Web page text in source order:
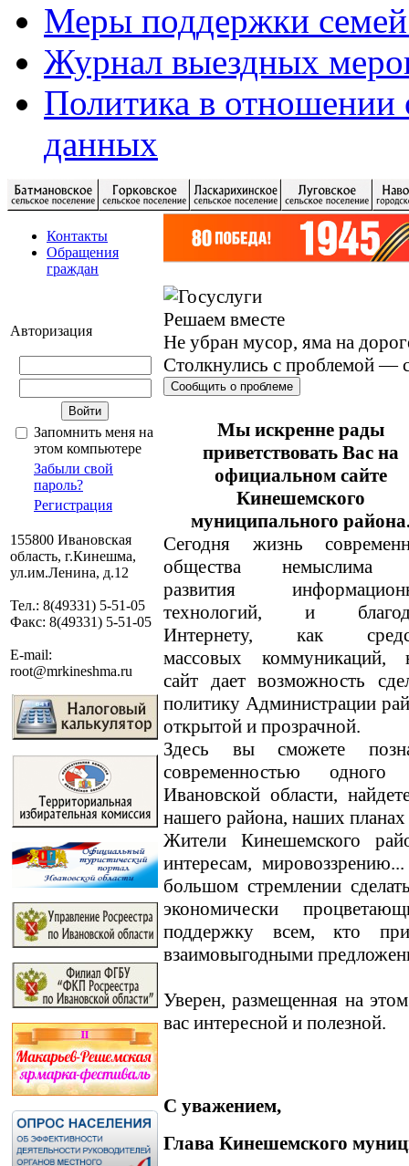
Меры поддержки
Журнал выездных
Политика в отношении
данных
Контакты
Обращения
граждан
Авторизация
Запомнить меня на
этом компьютере
Забыли свой
пароль?
Регистрация
155800 Ивановская
область, г.Кинешма,
ул.им.Ленина, д.12
Тел.: 8(49331) 5-51-05
Факс: 8(49331) 5-51-05
E-mail:
root@mrkineshma.ru
Решаем вместе
Не убран мусор, яма на
Столкнулись с проблемой —
Сообщить о проблеме
Мы искренне рады
приветствовать Вас на
официальном сайте
Кинешемского
муниципального
Сегодня жизнь
общества немыслима
развития
технологий, и
Интернету, как
массовых коммуникаций,
сайт дает возможность
политику Администрации
открытой и прозрачной.
Здесь вы сможете
современностью
Ивановской области,
нашего района, наших
Жители Кинешемского
интересам,
большом стремлении
экономически
поддержку всем, кто
взаимовыгодными
Уверен, размещенная на
вас интересной и полезной.
С уважением,
Глава Кинешемского